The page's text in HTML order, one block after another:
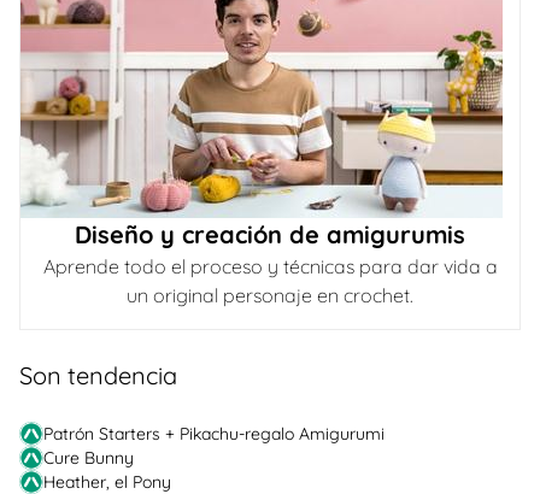
Diseño y creación de amigurumis
Aprende todo el proceso y técnicas para dar vida a
un original personaje en crochet.
Son tendencia
Patrón Starters + Pikachu-regalo Amigurumi
Cure Bunny
Heather, el Pony